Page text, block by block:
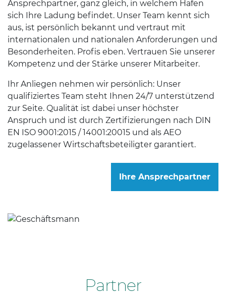
Ansprechpartner, ganz gleich, in welchem Hafen
sich Ihre Ladung befindet. Unser Team kennt sich
aus, ist persönlich bekannt und vertraut mit
internationalen und nationalen Anforderungen und
Besonderheiten. Profis eben. Vertrauen Sie unserer
Kompetenz und der Stärke unserer Mitarbeiter.
Ihr Anliegen nehmen wir persönlich: Unser
qualifiziertes Team steht Ihnen 24/7 unterstützend
zur Seite. Qualität ist dabei unser höchster
Anspruch und ist durch Zertifizierungen nach DIN
EN ISO 9001:2015 / 14001:20015 und als AEO
zugelassener Wirtschaftsbeteiligter garantiert.
Ihre Ansprechpartner
Partner